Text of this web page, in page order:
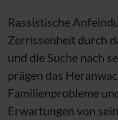
Rassistische
Zerrissenheit durch
und die Suche nach
prägen das
Familienprobleme
Erwartungen von